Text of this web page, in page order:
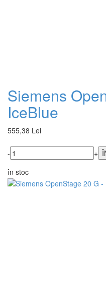
Siemens
IceBlue
555,38 Lei
-
+
în stoc